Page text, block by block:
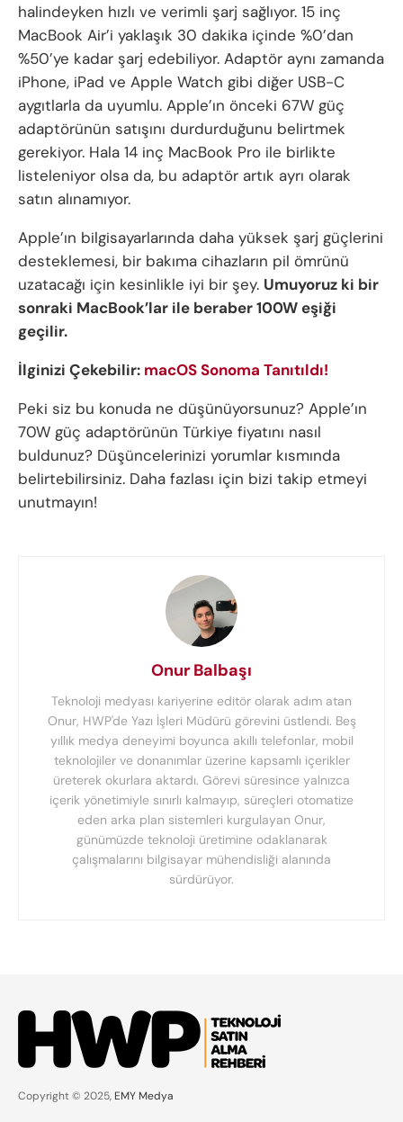
halindeyken hızlı ve verimli şarj sağlıyor. 15 inç
MacBook Air’i yaklaşık 30 dakika içinde %0’dan
%50’ye kadar şarj edebiliyor. Adaptör aynı zamanda
iPhone, iPad ve Apple Watch gibi diğer USB-C
aygıtlarla da uyumlu. Apple’ın önceki 67W güç
adaptörünün satışını durdurduğunu belirtmek
gerekiyor. Hala 14 inç MacBook Pro ile birlikte
listeleniyor olsa da, bu adaptör artık ayrı olarak
satın alınamıyor.
Apple’ın bilgisayarlarında daha yüksek şarj güçlerini
desteklemesi, bir bakıma cihazların pil ömrünü
uzatacağı için kesinlikle iyi bir şey. Umuyoruz ki bir
sonraki MacBook’lar ile beraber 100W eşiği
geçilir.
İlginizi Çekebilir: macOS Sonoma Tanıtıldı!
Peki siz bu konuda ne düşünüyorsunuz? Apple’ın
70W güç adaptörünün Türkiye fiyatını nasıl
buldunuz? Düşüncelerinizi yorumlar kısmında
belirtebilirsiniz. Daha fazlası için bizi takip etmeyi
unutmayın!
Onur Balbaşı
Teknoloji medyası kariyerine editör olarak adım atan
Onur, HWP'de Yazı İşleri Müdürü görevini üstlendi. Beş
yıllık medya deneyimi boyunca akıllı telefonlar, mobil
teknolojiler ve donanımlar üzerine kapsamlı içerikler
üreterek okurlara aktardı. Görevi süresince yalnızca
içerik yönetimiyle sınırlı kalmayıp, süreçleri otomatize
eden arka plan sistemleri kurgulayan Onur,
günümüzde teknoloji üretimine odaklanarak
çalışmalarını bilgisayar mühendisliği alanında
sürdürüyor.
Copyright © 2025, EMY Medya